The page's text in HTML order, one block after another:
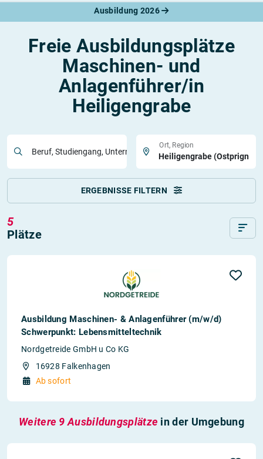
Ausbildung 2026
Freie Ausbildungsplätze
Maschinen- und
Anlagenführer/in
Heiligengrabe
Beruf, Studiengang, Unternehmen
Ort, Region
ERGEBNISSE FILTERN
5
Plätze
Ausbildung Maschinen- & Anlagenführer (m/w/d)
Schwerpunkt: Lebensmitteltechnik
Nordgetreide GmbH u Co KG
16928 Falkenhagen
Ab sofort
Weitere 9 Ausbildungsplätze in der Umgebung